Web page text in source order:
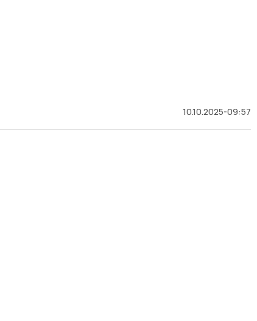
10.10.2025-09:57